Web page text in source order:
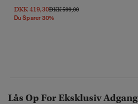
DKK 419,30Pris Nedsat Fra
DKK 599,00Til
Du Sparer 30%
Lås Op For Eksklusiv Adgang